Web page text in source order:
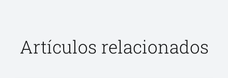
Artículos relacionados